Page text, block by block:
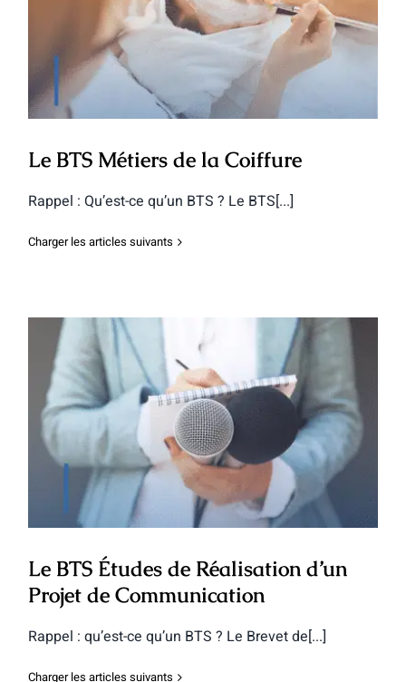
Le BTS Métiers de la Coiffure
Le BTS Métiers de la Coiffure
Rappel : Qu’est-ce qu’un BTS ? Le BTS[...]
Charger les articles suivants
Le BTS Études de Réalisation d’un
Projet de Communication
Le BTS Études de Réalisation d’un
Projet de Communication
Rappel : qu’est-ce qu’un BTS ? Le Brevet de[...]
Charger les articles suivants